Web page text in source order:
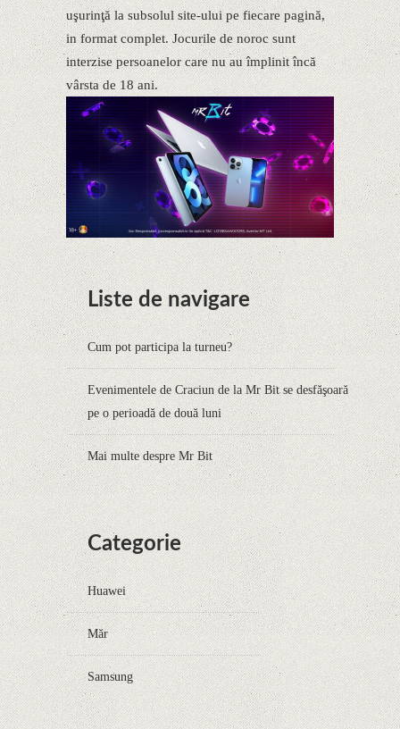
uşurinţă la subsolul site-ului pe fiecare pagină,
in format complet. Jocurile de noroc sunt
interzise persoanelor care nu au împlinit încă
vârsta de 18 ani.
Liste de navigare
Cum pot participa la turneu?
Evenimentele de Craciun de la Mr Bit se desfăşoară
pe o perioadă de două luni
Mai multe despre Mr Bit
Categorie
Huawei
Măr
Samsung